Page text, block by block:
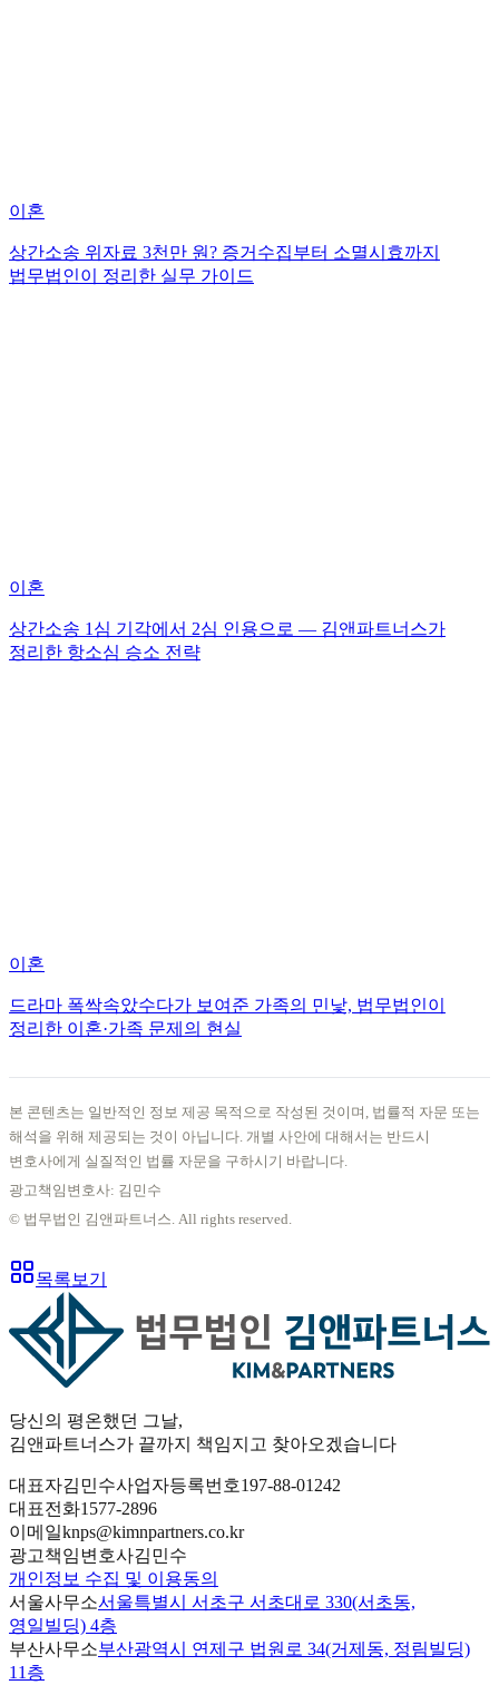
이혼
상간소송 위자료 3천만 원? 증거수집부터 소멸시효까지
법무법인이 정리한 실무 가이드
이혼
상간소송 1심 기각에서 2심 인용으로 — 김앤파트너스가
정리한 항소심 승소 전략
이혼
드라마 폭싹속았수다가 보여준 가족의 민낯, 법무법인이
정리한 이혼·가족 문제의 현실
본 콘텐츠는 일반적인 정보 제공 목적으로 작성된 것이며, 법률적 자문 또는
해석을 위해 제공되는 것이 아닙니다. 개별 사안에 대해서는 반드시
변호사에게 실질적인 법률 자문을 구하시기 바랍니다.
광고책임변호사: 김민수
© 법무법인 김앤파트너스. All rights reserved.
목록보기
당신의 평온했던 그날,
김앤파트너스가 끝까지 책임지고 찾아오겠습니다
대표자김민수사업자등록번호197-88-01242
대표전화1577-2896
이메일knps@kimnpartners.co.kr
광고책임변호사김민수
개인정보 수집 및 이용동의
서울사무소서울특별시 서초구 서초대로 330(서초동,
영일빌딩) 4층
부산사무소부산광역시 연제구 법원로 34(거제동, 정림빌딩)
11층